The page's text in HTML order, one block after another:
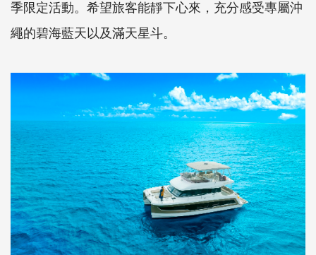
季限定活動。希望旅客能靜下心來，充分感受專屬沖
繩的碧海藍天以及滿天星斗。